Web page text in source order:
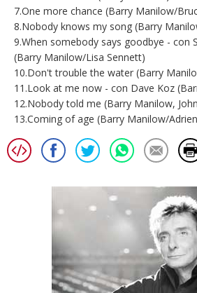
7.One more chance (Barry Manilow/
8.Nobody knows my song (Barry
9.When somebody says goodbye - con
(Barry Manilow/Lisa Sennett)
10.Don't trouble the water (Barry
11.Look at me now - con Dave Koz
12.Nobody told me (Barry Manilow,
13.Coming of age (Barry Manilow/